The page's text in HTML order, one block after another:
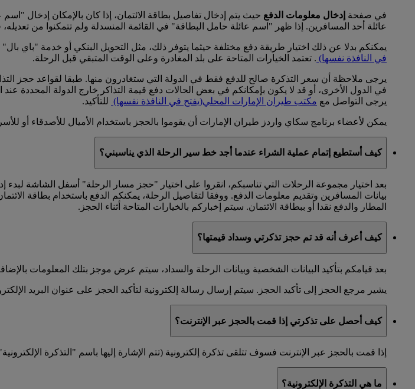
في صفحة إدخال معلومات الدفع حيث يتم إدخال تفاصيل بطاقة الائتمان، إذا كان بالإمكان إدخال
عائلة أحد المسافرين. إذا ظهر "اسم عائلة حامل البطاقة" في القائمة المنسدلة ولم تتمكنوا من
يمكنكم بدلا عن ذلك اختيار طريقة دفع مختلفة حيثما يتوفر ذلك، مثل التحويل البنكي أو خدمة "باي بال"
في النافذة نفسها) . تعتمد الخيارات المتاحة على بلد المغادرة وعلى الوقت المتبقي قبل الرحلة.
يرجى ملاحظة أن سعر التذكرة صالح للدفع فقط في الدولة التي ستغادرون منها. طبقا لقواعد حجز
في الدول الأخرى، أو قد لا يكون بإمكانكم في بعض الحالات دفع قيمة التذاكر خارج الدولة المحددة عند
يرجى التواصل مع مكتب طيران الإمارات المحلي(يفتح في النافذة نفسها) للتأكيد.
يمكن لأعضاء برنامج سكاي واردز طيران الإمارات أن يقوموا بالحجز باستخدام الأميال للأصدقاء أو
كيف أستطيع إتمام عملية الشراء عندما أجد خط سير الرحلة الذي يناسبني؟
بعد اختيار مجموعة الرحلات التي تناسبكم، انقروا على اختيار "حجز مسار الرحلة" أسفل الشاشة لبدء
بيانات المسافرين وتقديم معلومات الدفع. ووفقا لتفاصيل الرحلة، يمكنكم الدفع باستخدام بطاقة
المطار والدفع نقدا أو ببطاقة الائتمان. سيتم إخباركم بالخيارات المتاحة أثناء الحجز.
كيف أعرف أنه قد تم حجز تذكرتي وسداد قيمتها؟
بعد قيامكم بتأكيد البيانات الشخصية وبيانات الرحلة والسداد، سيتم عرض موجز بتلك المعلومات
يشير مرجع الحجز إلى تأكيد الحجز. سيتم إرسال رسالة إلكترونية لتأكيد الحجز على عنوان البريد
كيف أحصل على تذكرتي إذا قمت بالحجز عبر الإنترنت؟
إذا قمت بالحجز عبر الإنترنت فسوف تتلقى تذكرة إلكترونية (تتم الإشارة إليها باسم "التذكرة
ما هي التذكرة الإلكترونية؟